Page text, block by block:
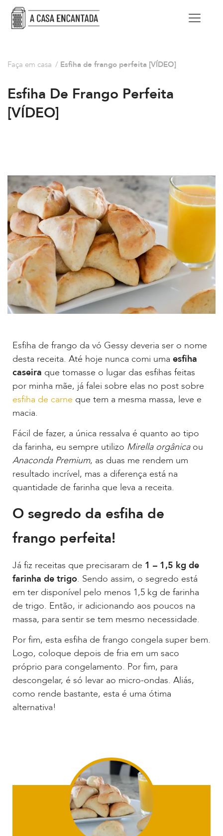
Faça em casa / Esfiha de frango perfeita [VÍDEO]
Esfiha De Frango Perfeita
[VÍDEO]
Esfiha de frango da vó Gessy deveria ser o nome
desta receita. Até hoje nunca comi uma esfiha
caseira que tomasse o lugar das esfihas feitas
por minha mãe, já falei sobre elas no post sobre
esfiha de carne que tem a mesma massa, leve e
macia.
Fácil de fazer, a única ressalva é quanto ao tipo
da farinha, eu sempre utilizo Mirella orgânicaou
Anaconda Premium, as duas me rendem um
resultado incrível, mas a diferença está na
quantidade de farinha que leva a receita.
O segredo da esfiha de
frango perfeita!
Já fiz receitas que precisaram de 1 – 1,5 kg de
farinha de trigo. Sendo assim, o segredo está
em ter disponível pelo menos 1,5 kg de farinha
de trigo. Então, ir adicionando aos poucos na
massa, para sentir se tem mesmo necessidade.
Por fim, esta esfiha de frango congela super bem.
Logo, coloque depois de fria em um saco
próprio para congelamento. Por fim, para
descongelar, é só levar ao micro-ondas. Aliás,
como rende bastante, esta é uma ótima
alternativa!